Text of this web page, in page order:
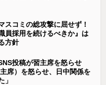
スコミの総攻撃に屈せず！
員採用を続けるべきか』は
方針
投稿が習主席を怒らせ
席）を怒らせ、日中関係を
」